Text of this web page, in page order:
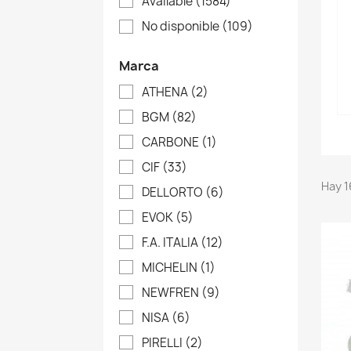
No disponible (109)
Marca
ATHENA (2)
BGM (82)
CARBONE (1)
CIF (33)
DELLORTO (6)
EVOK (5)
F.A. ITALIA (12)
MICHELIN (1)
NEWFREN (9)
NISA (6)
PIRELLI (2)
Hay